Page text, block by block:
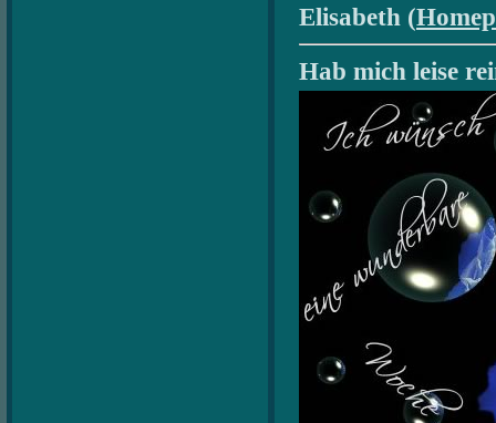
Elisabeth (
Hab mich leise